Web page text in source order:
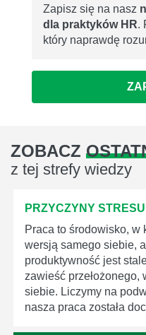
Zapisz się na nasz
dla praktyków HR.
który naprawdę
ZOBACZ
z tej strefy wiedzy
PRZYCZYNY
Praca to środowisko, w
wersją samego siebie,
produktywność jest
zawieść przełożonego,
siebie. Liczymy na
nasza praca została